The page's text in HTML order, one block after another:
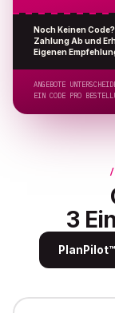
Noch Keinen
Zahlung Ab und
Eigenen
ANGEBOTE
EIN CODE PRO
3